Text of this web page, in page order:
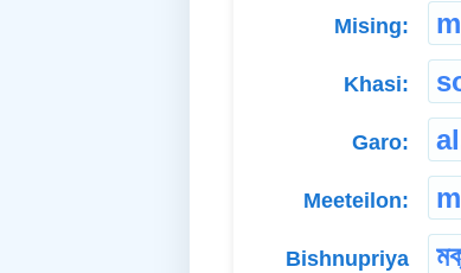
Mising:
Khasi:
Garo:
Meeteilon:
Bishnupriya